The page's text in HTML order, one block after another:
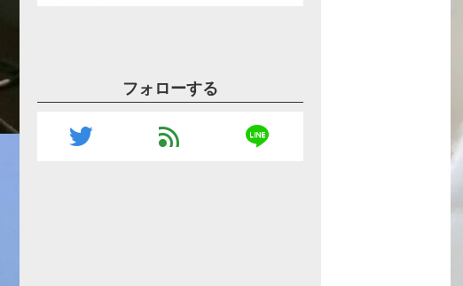
フォローする
twitter feed line